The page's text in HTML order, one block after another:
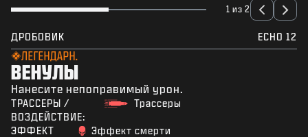
1 из 2
ДРОБОВИК ECHO 12
ЛЕГЕНДАРН.
ВЕНУЛЫ
Нанесите непоправимый урон.
ТРАССЕРЫ /
ВОЗДЕЙСТВИЕ:
Трассеры
ЭФФЕКТ
Эффект смерти